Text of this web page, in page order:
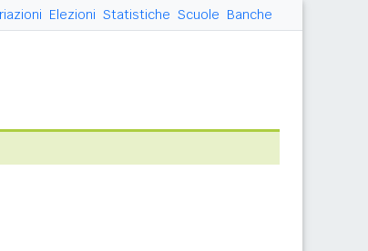
Elezioni Statistiche Scuole Banche